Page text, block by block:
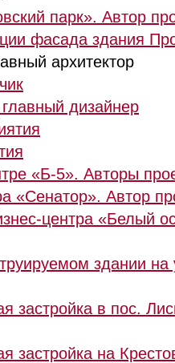
парк». Автор
фасада здания
архитектор
дизайнер
«Б-5». Авторы
«Сенатор». Автор
центра «Белый
здании
застройка в пос.
застройка на